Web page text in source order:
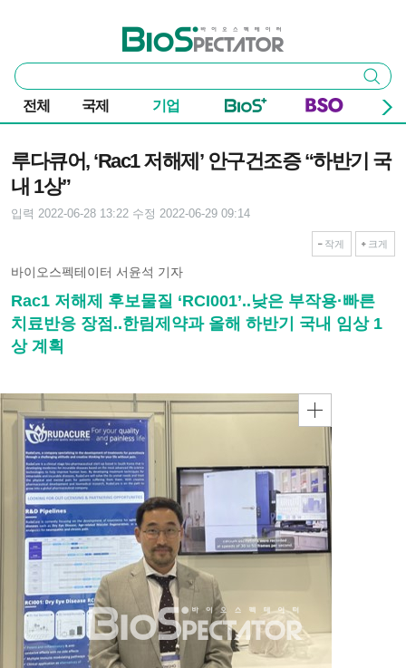
바이오스펙테이터
통
합
검
색
검색
전체 국제 기업
루다큐어, ‘Rac1 저해제’ 안구건조증 “하반기 국
내 1상”
입력 2022-06-28 13:22 수정 2022-06-29 09:14
작게 크게
바이오스펙테이터 서윤석 기자
Rac1 저해제 후보물질 ‘RCI001’..낮은 부작용·빠른
치료반응 장점..한림제약과 올해 하반기 국내 임상 1
상 계획